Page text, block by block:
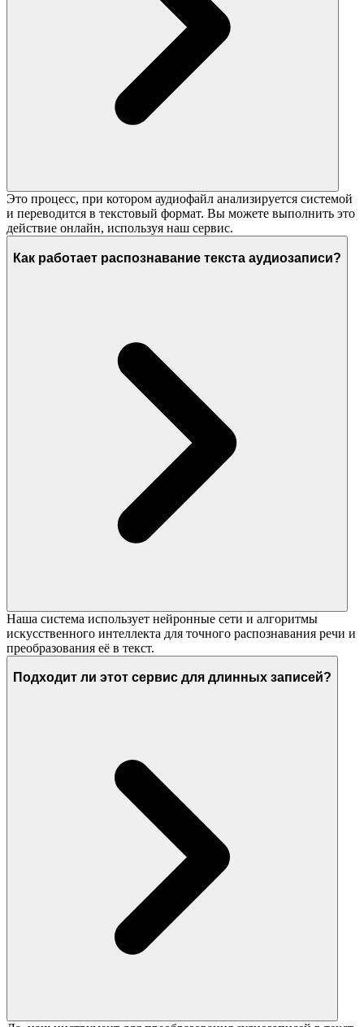
Это процесс, при котором аудиофайл анализируется системой
и переводится в текстовый формат. Вы можете выполнить это
действие онлайн, используя наш сервис.
Как работает распознавание текста аудиозаписи?
Наша система использует нейронные сети и алгоритмы
искусственного интеллекта для точного распознавания речи и
преобразования её в текст.
Подходит ли этот сервис для длинных записей?